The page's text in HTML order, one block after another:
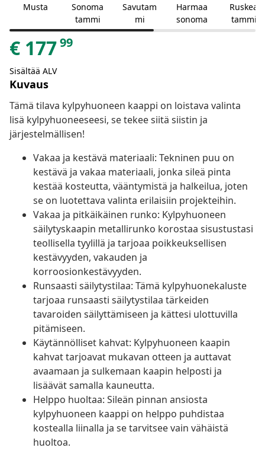
Musta
Sonoma
tammi
Savutam
mi
Harmaa
sonoma
Ruskea
tammi
€ 17799
Sisältää ALV
Kuvaus
Tämä tilava kylpyhuoneen kaappi on loistava valinta
lisä kylpyhuoneeseesi, se tekee siitä siistin ja
järjestelmällisen!
Vakaa ja kestävä materiaali: Tekninen puu on
kestävä ja vakaa materiaali, jonka sileä pinta
kestää kosteutta, vääntymistä ja halkeilua, joten
se on luotettava valinta erilaisiin projekteihin.
Vakaa ja pitkäikäinen runko: Kylpyhuoneen
säilytyskaapin metallirunko korostaa sisustustasi
teollisella tyylillä ja tarjoaa poikkeuksellisen
kestävyyden, vakauden ja
korroosionkestävyyden.
Runsaasti säilytystilaa: Tämä kylpyhuonekaluste
tarjoaa runsaasti säilytystilaa tärkeiden
tavaroiden säilyttämiseen ja kättesi ulottuvilla
pitämiseen.
Käytännölliset kahvat: Kylpyhuoneen kaapin
kahvat tarjoavat mukavan otteen ja auttavat
avaamaan ja sulkemaan kaapin helposti ja
lisäävät samalla kauneutta.
Helppo huoltaa: Sileän pinnan ansiosta
kylpyhuoneen kaappi on helppo puhdistaa
kostealla liinalla ja se tarvitsee vain vähäistä
huoltoa.